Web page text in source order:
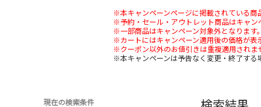
※本キャンペーンページに掲載されている商
※予約・セール・アウトレット商品はキャン
※一部商品はキャンペーン対象外となります。
※カートにはキャンペーン適用後の価格が表
※クーポン以外のお値引きは重複適用されま
※本キャンペーンは予告なく変更・終了する
現在の検索条件